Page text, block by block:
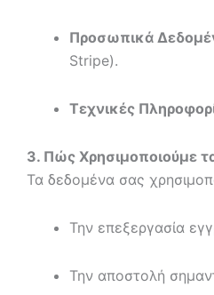
Προσωπικά
Stripe).
Τεχνικές
3. Πώς Χρησιμοποιούμε
Τα δεδομένα σας
Την επεξεργασία
Την αποστολή